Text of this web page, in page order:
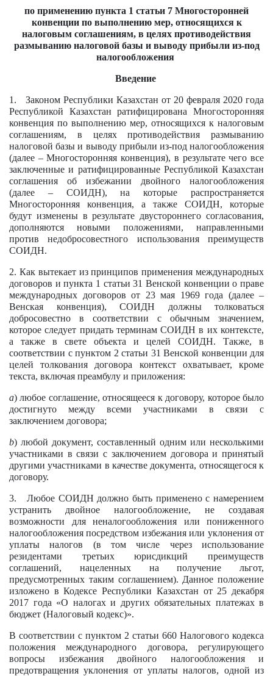
по применению пункта 1 статьи 7 Многосторонней
конвенции по выполнению мер, относящихся к
налоговым соглашениям, в целях противодействия
размыванию налоговой базы и выводу прибыли из-под
налогообложения
Введение
1. Законом Республики Казахстан от 20 февраля 2020 года
Республикой Казахстан ратифицирована Многосторонняя
конвенция по выполнению мер, относящихся к налоговым
соглашениям, в целях противодействия размыванию
налоговой базы и выводу прибыли из-под налогообложения
(далее – Многосторонняя конвенция), в результате чего все
заключенные и ратифицированные Республикой Казахстан
соглашения об избежании двойного налогообложения
(далее – СОИДН), на которые распространяется
Многосторонняя конвенция, а также СОИДН, которые
будут изменены в результате двустороннего согласования,
дополняются новыми положениями, направленными
против недобросовестного использования преимуществ
СОИДН.
2. Как вытекает из принципов применения международных
договоров и пункта 1 статьи 31 Венской конвенции о праве
международных договоров от 23 мая 1969 года (далее –
Венская конвенция), СОИДН должны толковаться
добросовестно в соответствии с обычным значением,
которое следует придать терминам СОИДН в их контексте,
а также в свете объекта и целей СОИДН. Также, в
соответствии с пунктом 2 статьи 31 Венской конвенции для
целей толкования договора контекст охватывает, кроме
текста, включая преамбулу и приложения:
a) любое соглашение, относящееся к договору, которое было
достигнуто между всеми участниками в связи с
заключением договора;
b) любой документ, составленный одним или несколькими
участниками в связи с заключением договора и принятый
другими участниками в качестве документа, относящегося к
договору.
3. Любое СОИДН должно быть применено с намерением
устранить двойное налогообложение, не создавая
возможности для неналогообложения или пониженного
налогообложения посредством избежания или уклонения от
уплаты налогов (в том числе через использование
резидентами третьих юрисдикций преимуществ
соглашений, нацеленных на получение льгот,
предусмотренных таким соглашением). Данное положение
изложено в Кодексе Республики Казахстан от 25 декабря
2017 года «О налогах и других обязательных платежах в
бюджет (Налоговый кодекс)».
В соответствии с пунктом 2 статьи 660 Налогового кодекса
положения международного договора, регулирующего
вопросы избежания двойного налогообложения и
предотвращения уклонения от уплаты налогов, одной из